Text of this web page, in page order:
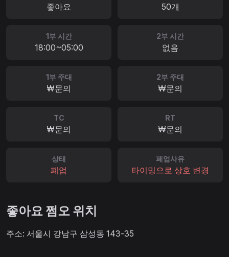
좋아요 50개
1부 시간
18:00~05:00
2부 시간
없음
1부 주대
₩문의
2부 주대
₩문의
TC
₩문의
RT
₩문의
상태
폐업
폐업사유
타이밍으로 상호 변경
좋아요 쩜오 위치
주소: 서울시 강남구 삼성동 143-35